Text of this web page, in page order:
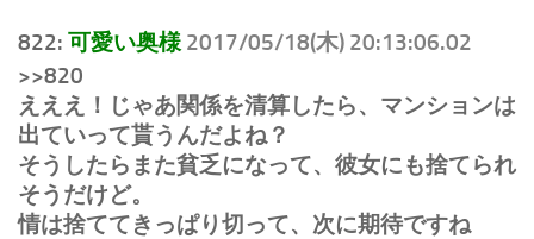
822: 可愛い奥様 2017/05/18(木) 20:13:06.02
>>820
えええ！じゃあ関係を清算したら、マンションは
出ていって貰うんだよね？
そうしたらまた貧乏になって、彼女にも捨てられ
そうだけど。
情は捨ててきっぱり切って、次に期待ですね